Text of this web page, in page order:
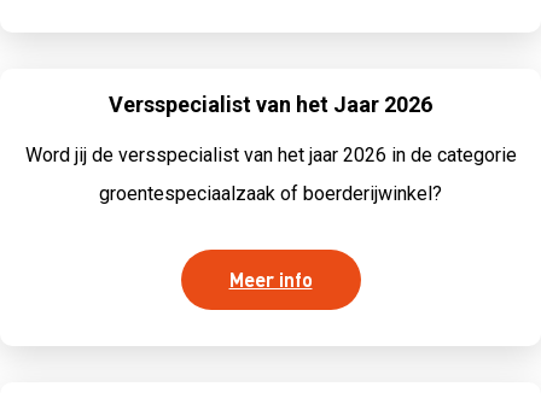
Versspecialist van het Jaar 2026
Word jij de versspecialist van het jaar 2026 in de categorie
groentespeciaalzaak of boerderijwinkel?
Meer info